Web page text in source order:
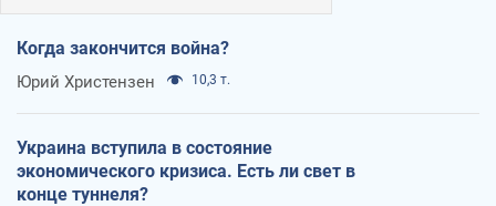
Когда закончится война?
Юрий Христензен 10,3 т.
Украина вступила в состояние
экономического кризиса. Есть ли свет в
конце туннеля?